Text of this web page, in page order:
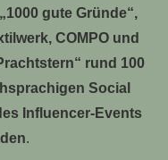
gute Gründe“,
COMPO und
rund 100
Social
Influencer-Events
.